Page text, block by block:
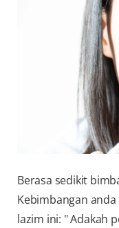
Berasa sedikit
Kebimbangan
lazim ini: " Adakah